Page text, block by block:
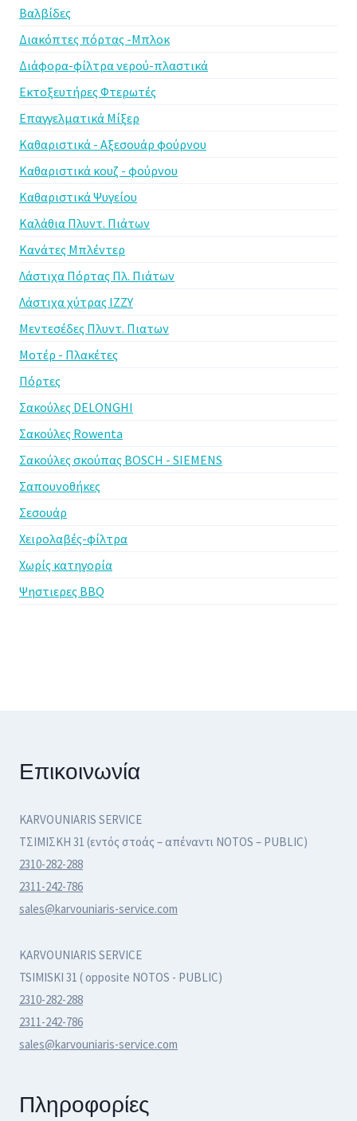
Βαλβίδες
Διακόπτες πόρτας -Μπλοκ
Διάφορα-φίλτρα νερού-πλαστικά
Εκτοξευτήρες Φτερωτές
Επαγγελματικά Μίξερ
Καθαριστικά - Αξεσουάρ φούρνου
Καθαριστικά κουζ - φούρνου
Καθαριστικά Ψυγείου
Καλάθια Πλυντ. Πιάτων
Κανάτες Μπλέντερ
Λάστιχα Πόρτας Πλ. Πιάτων
Λάστιχα χύτρας IZZY
Μεντεσέδες Πλυντ. Πιατων
Μοτέρ - Πλακέτες
Πόρτες
Σακούλες DELONGHI
Σακούλες Rowenta
Σακούλες σκούπας BOSCH - SIEMENS
Σαπουνοθήκες
Σεσουάρ
Χειρολαβές-φίλτρα
Χωρίς κατηγορία
Ψηστιερες BBQ
Επικοινωνία
KARVOUNIARIS SERVICE
ΤΣΙΜΙΣΚΗ 31 (εντός στοάς – απέναντι NOTOS – PUBLIC)
2310-282-288
2311-242-786
sales@karvouniaris-service.com
KARVOUNIARIS SERVICE
TSIMISKI 31 ( opposite NOTOS - PUBLIC)
2310-282-288
2311-242-786
sales@karvouniaris-service.com
Πληροφορίες